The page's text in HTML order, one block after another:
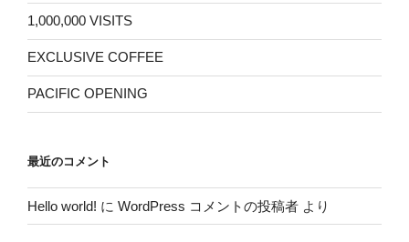
1,000,000 VISITS
EXCLUSIVE COFFEE
PACIFIC OPENING
最近のコメント
Hello world! に WordPress コメントの投稿者 より